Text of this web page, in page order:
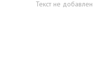
Текст не добавлен